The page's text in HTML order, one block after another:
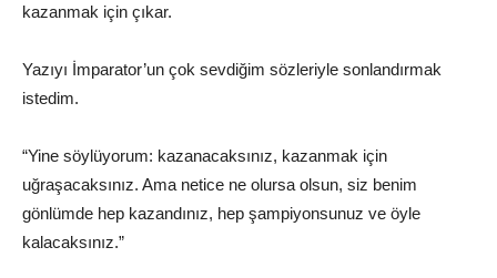
kazanmak için çıkar.
Yazıyı İmparator’un çok sevdiğim sözleriyle sonlandırmak
istedim.
“Yine söylüyorum: kazanacaksınız, kazanmak için
uğraşacaksınız. Ama netice ne olursa olsun, siz benim
gönlümde hep kazandınız, hep şampiyonsunuz ve öyle
kalacaksınız.”